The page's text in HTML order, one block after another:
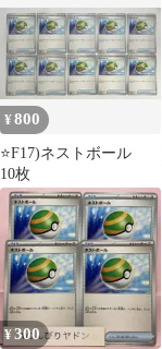
¥800
⭐️F17)ネストボール
10枚
¥300